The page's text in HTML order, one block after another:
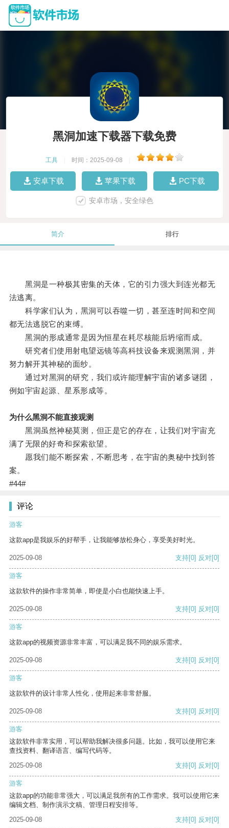
黑洞加速下载器下载免费
工具 时间：2025-09-08
安卓下载 苹果下载 PC下载
安卓市场，安全绿色
简介 排行
黑洞是一种极其密集的天体，它的引力强大到连光都无
法逃离。
科学家们认为，黑洞可以吞噬一切，甚至连时间和空间
都无法逃脱它的束缚。
黑洞的形成通常是因为恒星在耗尽核能后坍缩而成。
研究者们使用射电望远镜等高科技设备来观测黑洞，并
努力解开其神秘的面纱。
通过对黑洞的研究，我们或许能理解宇宙的诸多谜团，
例如宇宙起源、星系形成等。
为什么黑洞不能直接观测
黑洞虽然神秘莫测，但正是它的存在，让我们对宇宙充
满了无限的好奇和探索欲望。
愿我们能不断探索，不断思考，在宇宙的奥秘中找到答
案。
#44#
评论
游客
这款app是我娱乐的好帮手，让我能够放松身心，享受美好时光。
2025-09-08 支持[0] 反对[0]
游客
这款软件的操作非常简单，即使是小白也能快速上手。
2025-09-08 支持[0] 反对[0]
游客
这款app的视频资源非常丰富，可以满足我不同的娱乐需求。
2025-09-08 支持[0] 反对[0]
游客
这款软件的设计非常人性化，使用起来非常舒服。
2025-09-08 支持[0] 反对[0]
游客
这款软件非常实用，可以帮助我解决很多问题。比如，我可以使用它来
查找资料、翻译语言、编写代码等。
2025-09-08
支持[0] 反对[0]
游客
这款app的功能非常强大，可以满足我所有的工作需求。我可以使用它来
编辑文档、制作演示文稿、管理日程安排等。
2025-09-08
支持[0] 反对[0]